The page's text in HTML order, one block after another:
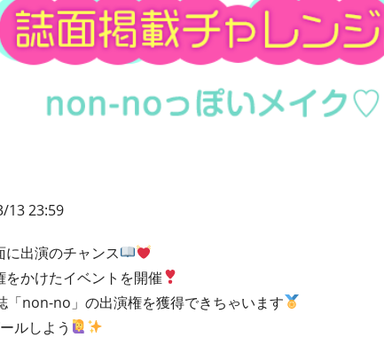
13 23:59
出演のチャンス
かけたイベントを開催
「non-no」の出演権を獲得できちゃいます
ルしよう